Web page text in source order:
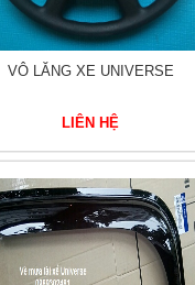
VÔ LĂNG XE UNIVERSE
LIÊN HỆ